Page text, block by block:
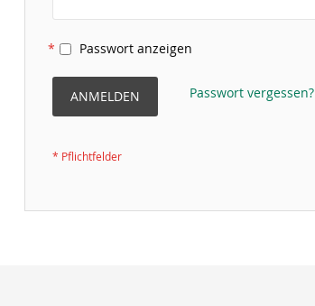
Passwort anzeigen
ANMELDEN Passwort vergessen?